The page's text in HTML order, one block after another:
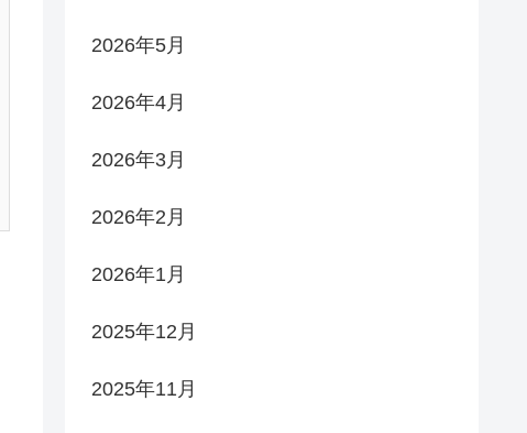
2026年5月
2026年4月
2026年3月
2026年2月
2026年1月
2025年12月
2025年11月